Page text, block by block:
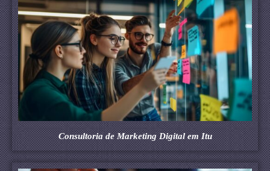
Consultoria de Marketing Digital em Itu